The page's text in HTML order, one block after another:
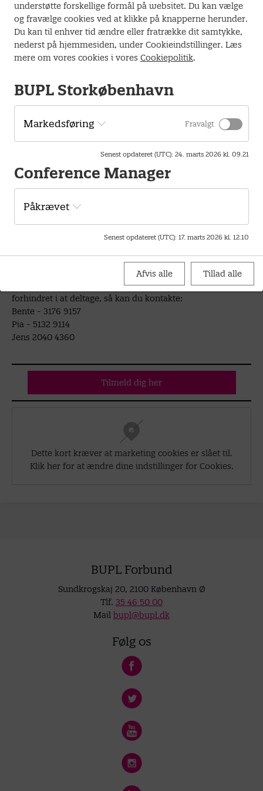
Information
Pris
Målgruppe
Seniorer medlem af BUPL Storkøbenhavns afd. 2 (Herlev,
Gladsaxe og Furesø)
Til frokost er der bestiIt flækesteg til alle
(hvis du ikke er til det, så kontakt Jens, Bente eller Pia).
HUSK! Du skal selv betale for drikkevarer.
Spørgsmål
Har du spørgsmål til arrangementet eller bliver du
forhindret i at deltage, så kan du kontakte:
Bente - 3176 9157
Pia - 5132 9114
Jens 2040 4360
Tilmeld dig her
Dette kort kræver at marketing cookies er slået til.
Klik her for at ændre dine indstillinger for Cookies.
BUPL Forbund
Sundkrogskaj 20, 2100 København Ø
Tlf. 35 46 50 00
Mail bupl@bupl.dk
Følg os
understøtte forskellige formål på websitet. Du kan vælge
og fravælge cookies ved at klikke på knapperne herunder.
Du kan til enhver tid ændre eller fratrække dit samtykke,
nederst på hjemmesiden, under Cookieindstillinger. Læs
mere om vores cookies i vores Cookiepolitik.
BUPL Storkøbenhavn
Markedsføring Fravalgt
Senest opdateret (UTC): 24. marts 2026 kl. 09.21
Conference Manager
Påkrævet
Senest opdateret (UTC): 17. marts 2026 kl. 12.10
Afvis alle Tillad alle